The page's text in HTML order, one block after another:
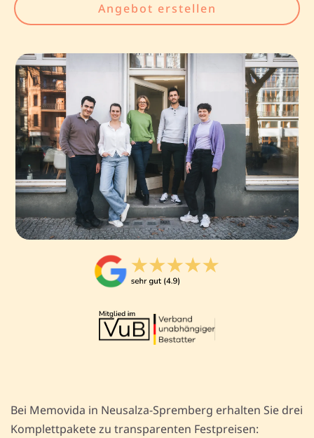
Angebot erstellen
Bei Memovida in Neusalza-Spremberg erhalten Sie drei
Komplettpakete zu transparenten Festpreisen: